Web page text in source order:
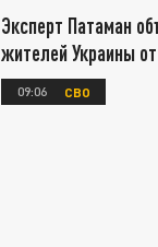
Эксперт Патаман
жителей Украины
09:06 СВО